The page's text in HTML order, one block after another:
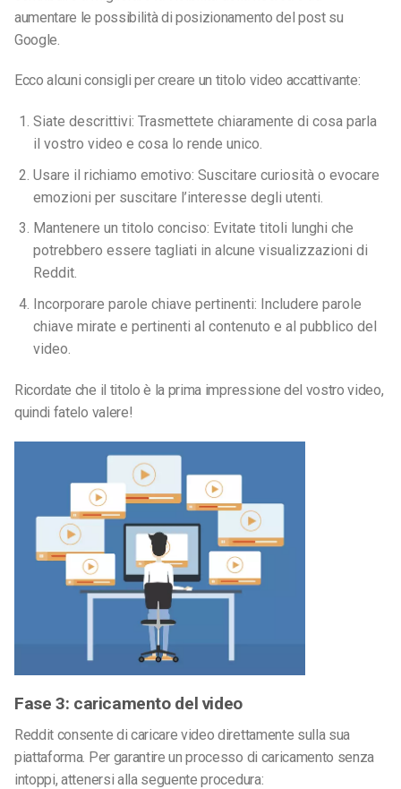
aumentare le possibilità di posizionamento del post su
Google.
Ecco alcuni consigli per creare un titolo video accattivante:
Siate descrittivi: Trasmettete chiaramente di cosa parla
il vostro video e cosa lo rende unico.
Usare il richiamo emotivo: Suscitare curiosità o evocare
emozioni per suscitare l’interesse degli utenti.
Mantenere un titolo conciso: Evitate titoli lunghi che
potrebbero essere tagliati in alcune visualizzazioni di
Reddit.
Incorporare parole chiave pertinenti: Includere parole
chiave mirate e pertinenti al contenuto e al pubblico del
video.
Ricordate che il titolo è la prima impressione del vostro video,
quindi fatelo valere!
Fase 3: caricamento del video
Reddit consente di caricare video direttamente sulla sua
piattaforma. Per garantire un processo di caricamento senza
intoppi, attenersi alla seguente procedura: